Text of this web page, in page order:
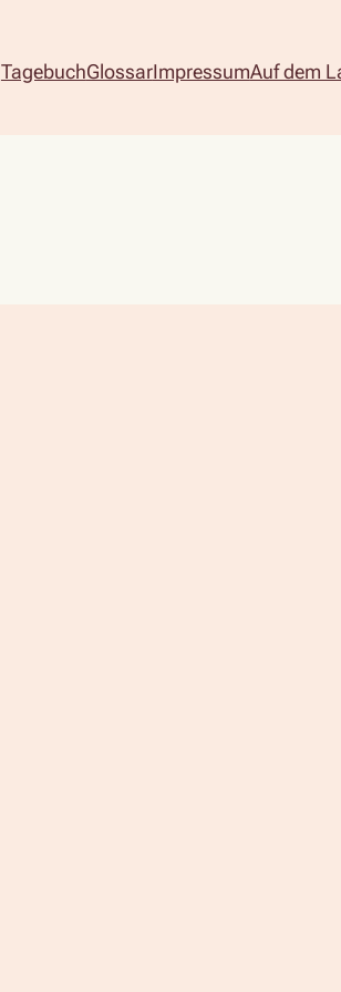
TagebuchGlossarImpressumAuf dem